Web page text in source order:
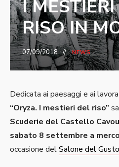
I
RISO IN
07/09/2018 NEWS
Dedicata ai paesaggi e ai
“Oryza. I mestieri del riso”
Scuderie del Castello
sabato 8 settembre a
occasione delSalone del